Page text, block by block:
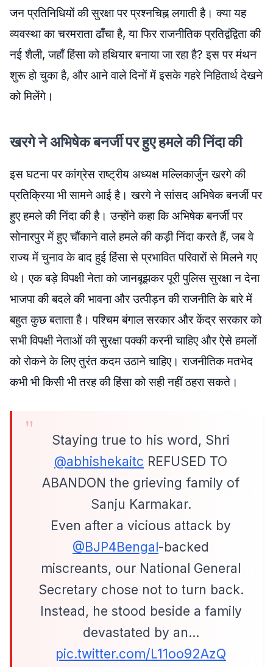
जन प्रतिनिधियों की सुरक्षा पर प्रश्नचिह्न लगाती है। क्या यह
व्यवस्था का चरमराता ढाँचा है, या फिर राजनीतिक प्रतिद्वंद्विता की
नई शैली, जहाँ हिंसा को हथियार बनाया जा रहा है? इस पर मंथन
शुरू हो चुका है, और आने वाले दिनों में इसके गहरे निहितार्थ देखने
को मिलेंगे।
खरगे ने अभिषेक बनर्जी पर हुए हमले की निंदा की
इस घटना पर कांग्रेस राष्ट्रीय अध्यक्ष मल्लिकार्जुन खरगे की
प्रतिक्रिया भी सामने आई है। खरगे ने सांसद अभिषेक बनर्जी पर
हुए हमले की निंदा की है। उन्होंने कहा कि अभिषेक बनर्जी पर
सोनारपुर में हुए चौंकाने वाले हमले की कड़ी निंदा करते हैं, जब वे
राज्य में चुनाव के बाद हुई हिंसा से प्रभावित परिवारों से मिलने गए
थे। एक बड़े विपक्षी नेता को जानबूझकर पूरी पुलिस सुरक्षा न देना
भाजपा की बदले की भावना और उत्पीड़न की राजनीति के बारे में
बहुत कुछ बताता है। पश्चिम बंगाल सरकार और केंद्र सरकार को
सभी विपक्षी नेताओं की सुरक्षा पक्की करनी चाहिए और ऐसे हमलों
को रोकने के लिए तुरंत कदम उठाने चाहिए। राजनीतिक मतभेद
कभी भी किसी भी तरह की हिंसा को सही नहीं ठहरा सकते।
Staying true to his word, Shri
@abhishekaitc REFUSED TO
ABANDON the grieving family of
Sanju Karmakar.
Even after a vicious attack by
@BJP4Bengal-backed
miscreants, our National General
Secretary chose not to turn back.
Instead, he stood beside a family
devastated by an…
pic.twitter.com/L11oo92AzQ